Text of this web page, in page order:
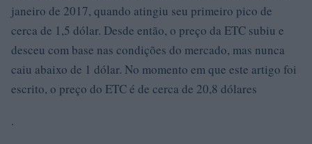
janeiro de 2017, quando atingiu seu primeiro pico de
cerca de 1,5 dólar. Desde então, o preço da ETC subiu e
desceu com base nas condições do mercado, mas nunca
caiu abaixo de 1 dólar. No momento em que este artigo foi
escrito, o preço do ETC é de cerca de 20,8 dólares
.